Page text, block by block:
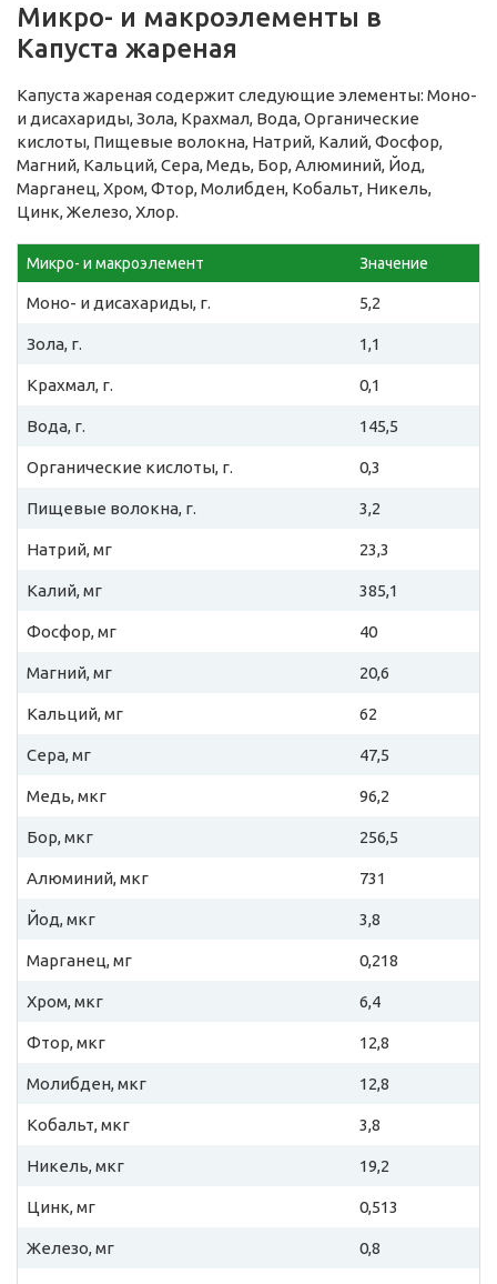
Микро- и макроэлементы в
Капуста жареная
Капуста жареная содержит следующие элементы: Моно-
и дисахариды, Зола, Крахмал, Вода, Органические
кислоты, Пищевые волокна, Натрий, Калий, Фосфор,
Магний, Кальций, Сера, Медь, Бор, Алюминий, Йод,
Марганец, Хром, Фтор, Молибден, Кобальт, Никель,
Цинк, Железо, Хлор.
Микро- и макроэлемент Значение
Моно- и дисахариды, г. 5,2
Зола, г. 1,1
Крахмал, г. 0,1
Вода, г. 145,5
Органические кислоты, г. 0,3
Пищевые волокна, г. 3,2
Натрий, мг 23,3
Калий, мг 385,1
Фосфор, мг 40
Магний, мг 20,6
Кальций, мг 62
Сера, мг 47,5
Медь, мкг 96,2
Бор, мкг 256,5
Алюминий, мкг 731
Йод, мкг 3,8
Марганец, мг 0,218
Хром, мкг 6,4
Фтор, мкг 12,8
Молибден, мкг 12,8
Кобальт, мкг 3,8
Никель, мкг 19,2
Цинк, мг 0,513
Железо, мг 0,8